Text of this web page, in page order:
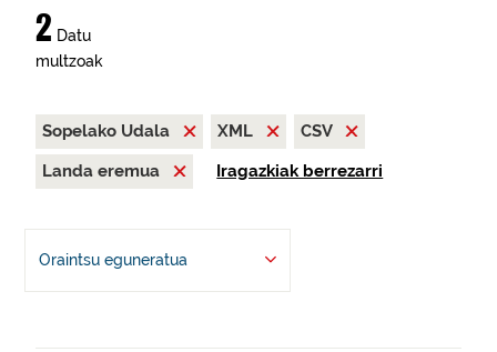
2 Datu
multzoak
Sopelako Udala XML
CSV
Landa eremua
Iragazkiak berrezarri
Oraintsu eguneratua